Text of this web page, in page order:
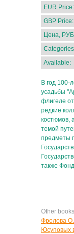
EUR Price:
GBP Price:
Цена,
Available:
В год 100-
усадьбы
флигеле
редкие
костюмов,
темой
предметы
также
Other
Фролова
Юсуповых